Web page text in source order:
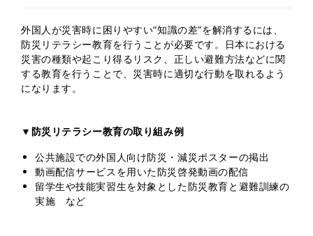
外国人が災害時に困りやすい“知識の差”を解消するには、
防災リテラシー教育を行うことが必要です。日本における
災害の種類や起こり得るリスク、正しい避難方法などに関
する教育を行うことで、災害時に適切な行動を取れるよう
になります。
▼防災リテラシー教育の取り組み例
公共施設での外国人向け防災・減災ポスターの掲出
動画配信サービスを用いた防災啓発動画の配信
留学生や技能実習生を対象とした防災教育と避難訓練の
実施 など